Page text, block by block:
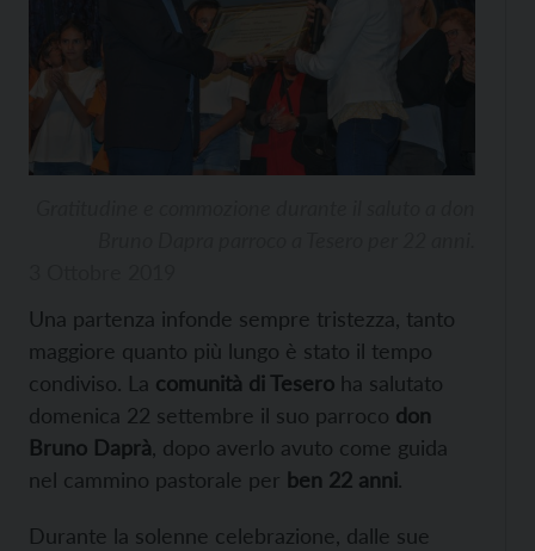
Una partenza infonde sempre tristezza, tanto
maggiore quanto più lungo è stato il tempo
condiviso. La comunità di Tesero ha salutato
domenica 22 settembre il suo parroco don
Bruno Daprà , dopo averlo avuto come guida
nel cammino pastorale per ben 22 anni.
Durante la solenne celebrazione, dalle sue